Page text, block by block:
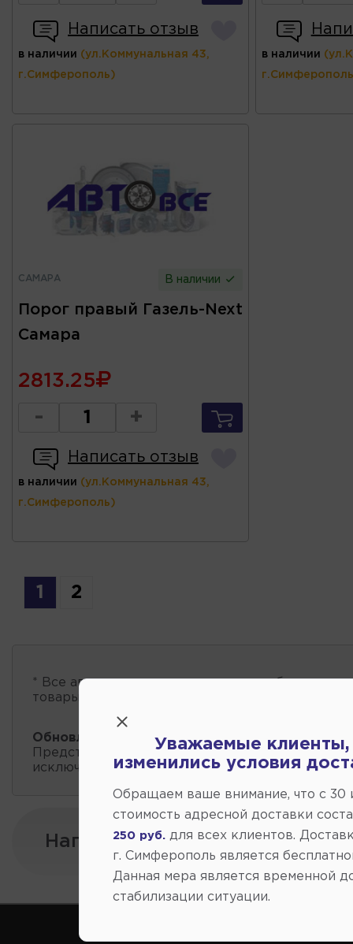
Написать отзыв
в наличии (ул.Коммунальная 43,
г.Симферополь)
в наличии
САМАРА В наличии
Порог правый Газель-Next
Самара
2813.25
- +
Написать отзыв
в наличии (ул.Коммунальная 43,
г.Симферополь)
1 2
* Все автозапчасти
товары проходит несколько раз в сутки.
Обновление остатков и цен: 11:21 2026-08-10
Представленные данные о запчастях на этой
исключительно информационный характер.
Напишите нам:
Уважаемые клиенты,
изменились условия
Обращаем ваше внимание, что c 30
стоимость адресной доставки
250 руб. для всех клиентов.
г. Симферополь является
Данная мера является временной
стабилизации ситуации.